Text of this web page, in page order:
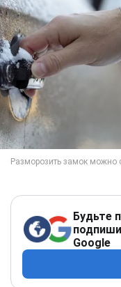
Будьте
Google